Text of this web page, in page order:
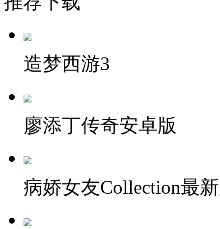
造梦西游3
廖添丁传奇安卓版
病娇女友Collection最